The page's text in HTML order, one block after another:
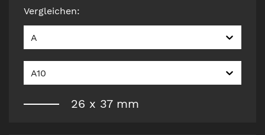
Vergleichen:
A
A10
26 x 37 mm